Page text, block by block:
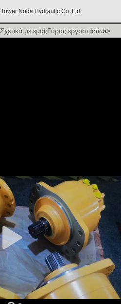
Noda Hydraulic Co.,Ltd
Σχετικά με εμάςΓύρος εργοστασίων
>>